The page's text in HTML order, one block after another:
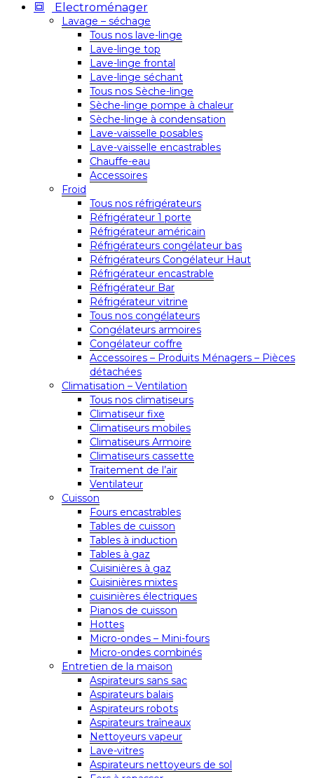
Electroménager
Lavage – séchage
Tous nos lave-linge
Lave-linge top
Lave-linge frontal
Lave-linge séchant
Tous nos Sèche-linge
Sèche-linge pompe à chaleur
Sèche-linge à condensation
Lave-vaisselle posables
Lave-vaisselle encastrables
Chauffe-eau
Accessoires
Froid
Tous nos réfrigérateurs
Réfrigérateur 1 porte
Réfrigérateur américain
Réfrigérateurs congélateur bas
Réfrigérateurs Congélateur Haut
Réfrigérateur encastrable
Réfrigérateur Bar
Réfrigérateur vitrine
Tous nos congélateurs
Congélateurs armoires
Congélateur coffre
Accessoires – Produits Ménagers – Pièces
détachées
Climatisation – Ventilation
Tous nos climatiseurs
Climatiseur fixe
Climatiseurs mobiles
Climatiseurs Armoire
Climatiseurs cassette
Traitement de l’air
Ventilateur
Cuisson
Fours encastrables
Tables de cuisson
Tables à induction
Tables à gaz
Cuisinières à gaz
Cuisinières mixtes
cuisinières électriques
Pianos de cuisson
Hottes
Micro-ondes – Mini-fours
Micro-ondes combinés
Entretien de la maison
Aspirateurs sans sac
Aspirateurs balais
Aspirateurs robots
Aspirateurs traîneaux
Nettoyeurs vapeur
Lave-vitres
Aspirateurs nettoyeurs de sol